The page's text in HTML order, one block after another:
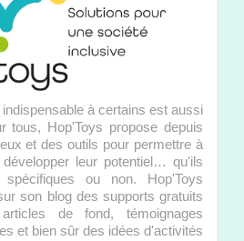
à certains est aussi
tous, Hop'Toys propose depuis
et des outils pour permettre à
leur potentiel… qu'ils
ou non. Hop'Toys
son blog des supports gratuits
de fond, témoignages
et bien sûr des idées d'activités